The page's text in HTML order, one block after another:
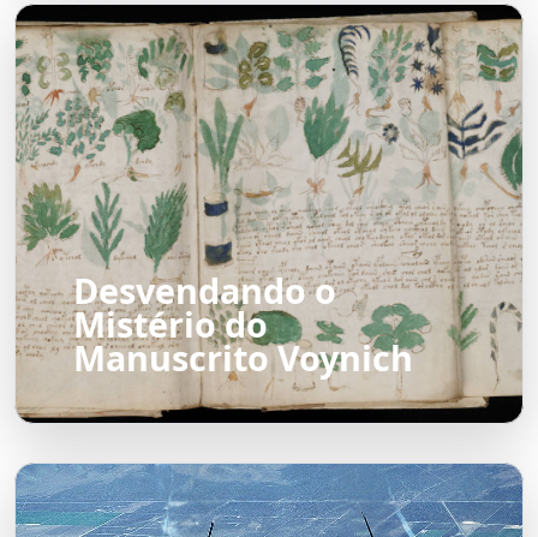
Desvendando o
Mistério do
Manuscrito Voynich